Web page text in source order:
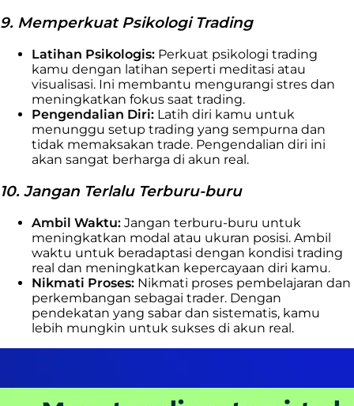
9. Memperkuat Psikologi Trading
Latihan Psikologis: Perkuat psikologi trading
kamu dengan latihan seperti meditasi atau
visualisasi. Ini membantu mengurangi stres dan
meningkatkan fokus saat trading.
Pengendalian Diri: Latih diri kamu untuk
menunggu setup trading yang sempurna dan
tidak memaksakan trade. Pengendalian diri ini
akan sangat berharga di akun real.
10. Jangan Terlalu Terburu-buru
Ambil Waktu: Jangan terburu-buru untuk
meningkatkan modal atau ukuran posisi. Ambil
waktu untuk beradaptasi dengan kondisi trading
real dan meningkatkan kepercayaan diri kamu.
Nikmati Proses: Nikmati proses pembelajaran dan
perkembangan sebagai trader. Dengan
pendekatan yang sabar dan sistematis, kamu
lebih mungkin untuk sukses di akun real.